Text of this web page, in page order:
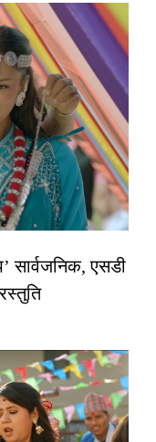
सार्वजनिक, एसडी